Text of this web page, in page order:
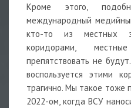
Кроме этого,
международный
кто-то из местных
коридорами,
препятствовать не
воспользуется этими
трагично. Мы такое тоже
2022-ом, когда ВСУ